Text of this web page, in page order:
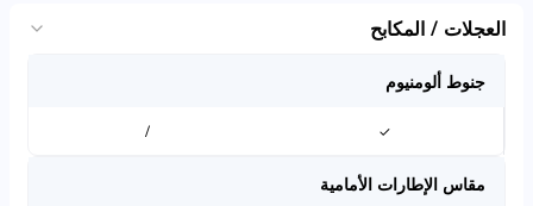
العجلات / المكابح
جنوط ألومنيوم
✓
/
مقاس الإطارات الأمامية